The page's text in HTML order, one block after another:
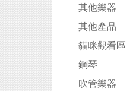
其他樂器
其他產品
貓咪觀看區
鋼琴
吹管樂器